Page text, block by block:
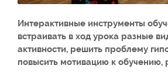
Интерактивные инструменты
встраивать в ход урока разные
активности, решить проблему
повысить мотивацию к обучению,